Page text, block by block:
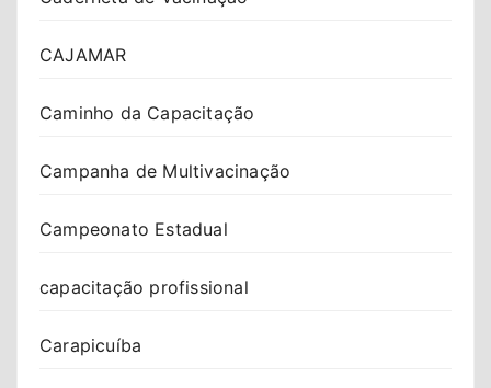
CAJAMAR
Caminho da Capacitação
Campanha de Multivacinação
Campeonato Estadual
capacitação profissional
Carapicuíba